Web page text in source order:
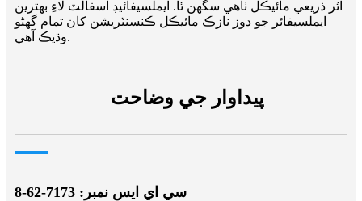
اثر ذريعي مائيڪل ٺاهي سگهن ٿا. ايملسيفائيڊ اسفالٽ لاءِ بهترين
ايملسيفائر جو دوز نازڪ مائيڪل ڪنسنٽريشن کان تمام گهڻو
وڌيڪ آهي.
پيداوار جي وضاحت
سي اي ايس نمبر: 7173-62-8